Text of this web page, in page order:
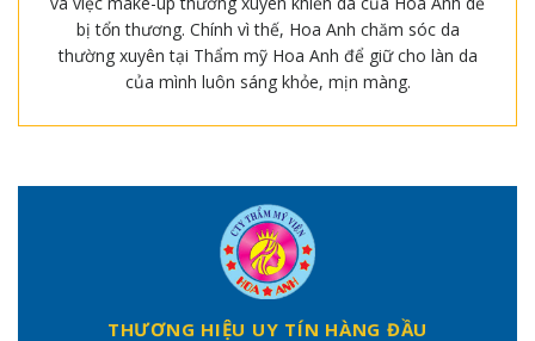
bị tổn thương. Chính vì thế, Hoa Anh chăm sóc da
thường xuyên tại Thẩm mỹ Hoa Anh để giữ cho làn da
của mình luôn sáng khỏe, mịn màng.
THƯƠNG HIỆU UY TÍN HÀNG ĐẦU